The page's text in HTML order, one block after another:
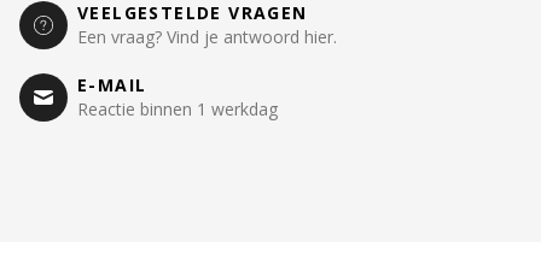
VEELGESTELDE VRAGEN
Een vraag? Vind je antwoord hier.
E-MAIL
Reactie binnen 1 werkdag